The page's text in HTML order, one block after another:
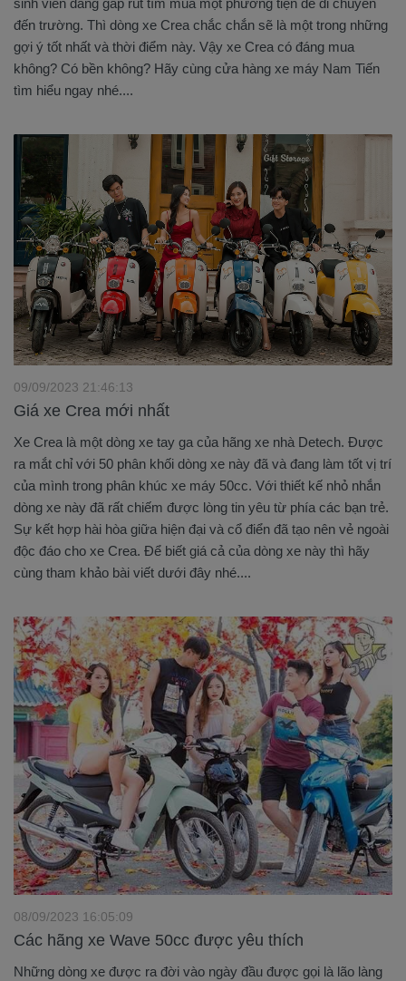
sinh viên đang gấp rút tìm mua một phương tiện để di chuyển
đến trường. Thì dòng xe Crea chắc chắn sẽ là một trong những
gợi ý tốt nhất và thời điểm này. Vậy xe Crea có đáng mua
không? Có bền không? Hãy cùng cửa hàng xe máy Nam Tiến
tìm hiểu ngay nhé....
Giá xe Crea mới nhất
09/09/2023 21:46:13
Xe Crea là một dòng xe tay ga của hãng xe nhà Detech. Được
ra mắt chỉ với 50 phân khối dòng xe này đã và đang làm tốt vị trí
của mình trong phân khúc xe máy 50cc. Với thiết kế nhỏ nhắn
dòng xe này đã rất chiếm được lòng tin yêu từ phía các bạn trẻ.
Sự kết hợp hài hòa giữa hiện đại và cổ điển đã tạo nên vẻ ngoài
độc đáo cho xe Crea. Để biết giá cả của dòng xe này thì hãy
cùng tham khảo bài viết dưới đây nhé....
Các hãng xe Wave 50cc được yêu thích
08/09/2023 16:05:09
Những dòng xe được ra đời vào ngày đầu được gọi là lão làng